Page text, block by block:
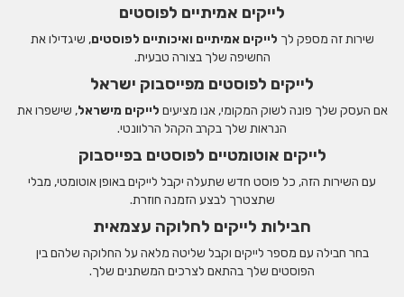
לייקים אמיתיים לפוסטים
שירות זה מספק לך לייקים אמיתיים ואיכותיים לפוסטים, שיגדילו את
החשיפה שלך בצורה טבעית.
לייקים לפוסטים מפייסבוק ישראל
אם העסק שלך פונה לשוק המקומי, אנו מציעים לייקים מישראל, שישפרו את
הנראות שלך בקרב הקהל הרלוונטי.
לייקים אוטומטיים לפוסטים בפייסבוק
עם השירות הזה, כל פוסט חדש שתעלה יקבל לייקים באופן אוטומטי, מבלי
שתצטרך לבצע הזמנה חוזרת.
חבילות לייקים לחלוקה עצמאית
בחר חבילה עם מספר לייקים וקבל שליטה מלאה על החלוקה שלהם בין
הפוסטים שלך בהתאם לצרכים המשתנים שלך.